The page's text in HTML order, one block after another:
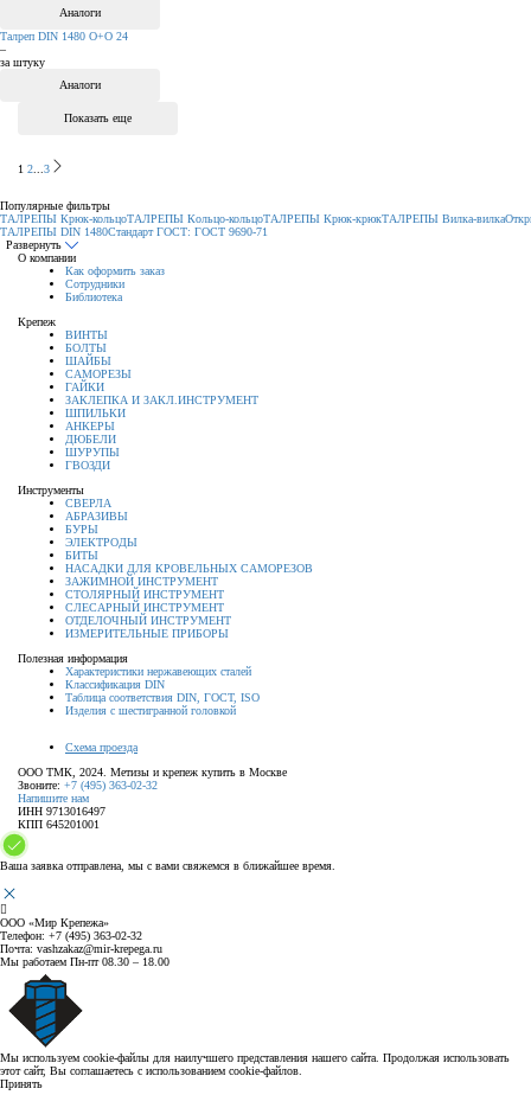
Аналоги
Талреп DIN 1480 О+О 24
–
за штуку
Аналоги
Показать еще
1 2 3
Популярные фильтры
ТАЛРЕПЫ Крюк-кольцоТАЛРЕПЫ Кольцо-кольцоТАЛРЕПЫ Крюк-крюкТАЛРЕПЫ Вилка-вилка
ТАЛРЕПЫ DIN 1480Стандарт ГОСТ: ГОСТ 9690-71
Развернуть
О компании
Как оформить заказ
Сотрудники
Библиотека
Крепеж
ВИНТЫ
БОЛТЫ
ШАЙБЫ
САМОРЕЗЫ
ГАЙКИ
ЗАКЛЕПКА И ЗАКЛ.ИНСТРУМЕНТ
ШПИЛЬКИ
АНКЕРЫ
ДЮБЕЛИ
ШУРУПЫ
ГВОЗДИ
Инструменты
СВЕРЛА
АБРАЗИВЫ
БУРЫ
ЭЛЕКТРОДЫ
БИТЫ
НАСАДКИ ДЛЯ КРОВЕЛЬНЫХ САМОРЕЗОВ
ЗАЖИМНОЙ ИНСТРУМЕНТ
СТОЛЯРНЫЙ ИНСТРУМЕНТ
СЛЕСАРНЫЙ ИНСТРУМЕНТ
ОТДЕЛОЧНЫЙ ИНСТРУМЕНТ
ИЗМЕРИТЕЛЬНЫЕ ПРИБОРЫ
Полезная информация
Характеристики нержавеющих сталей
Классификация DIN
Таблица соответствия DIN, ГОСТ, ISO
Изделия с шестигранной головкой
Схема проезда
ООО ТМК, 2024. Метизы и крепеж купить в Москве
Звоните: +7 (495) 363-02-32
Напишите нам
ИНН 9713016497
КПП 645201001
Ваша заявка отправлена, мы с вами свяжемся в ближайшее время.
ООО «Мир Крепежа»
Телефон: +7 (495) 363-02-32
Почта: vashzakaz@mir-krepega.ru
Мы работаем Пн-пт 08.30 – 18.00
Мы используем cookie-файлы для наилучшего представления нашего сайта. Продолжая использовать
этот сайт, Вы соглашаетесь с использованием cookie-файлов.
Принять